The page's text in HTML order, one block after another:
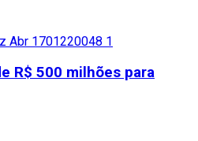
R$ 500 milhões para